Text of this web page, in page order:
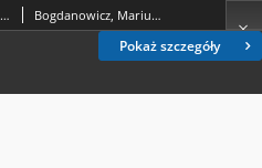
Pokaż szczegóły
Nauczanie i propagowanie jazzu w Polsce Bogdanowicz, Mariusz (1960-)